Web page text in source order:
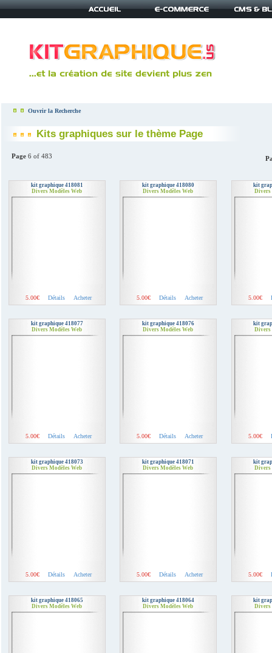
Ouvrir la Recherche
Kits graphiques sur le thème Page
Page 6 of 483
kit graphique 418081
Divers Modèles Web
5.00€ Détails Acheter
kit graphique 418080
Divers Modèles Web
5.00€ Détails Acheter
kit
Divers
5.00€
kit graphique 418077
Divers Modèles Web
5.00€ Détails Acheter
kit graphique 418076
Divers Modèles Web
5.00€ Détails Acheter
kit
Divers
5.00€
kit graphique 418073
Divers Modèles Web
5.00€ Détails Acheter
kit graphique 418071
Divers Modèles Web
5.00€ Détails Acheter
kit
Divers
5.00€
kit graphique 418065
Divers Modèles Web
kit graphique 418064
Divers Modèles Web
kit
Divers